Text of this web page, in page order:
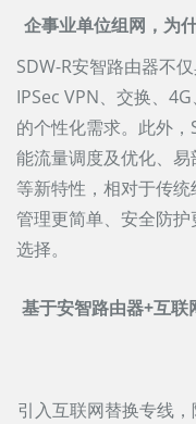
企事业单位组网，为
SDW-R安智路由器不
IPSec VPN、交换、
的个性化需求。此外
能流量调度及优化、
等新特性，相对于传
管理更简单、安全防
选择。
基于安智路由器+互
引入互联网替换专线